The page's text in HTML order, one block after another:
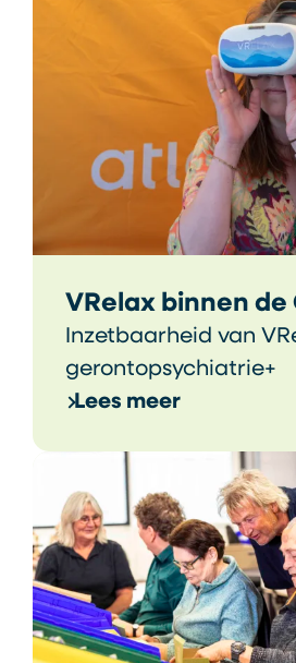
VRelax binnen de
Inzetbaarheid van
gerontopsychiatrie+
Lees meer